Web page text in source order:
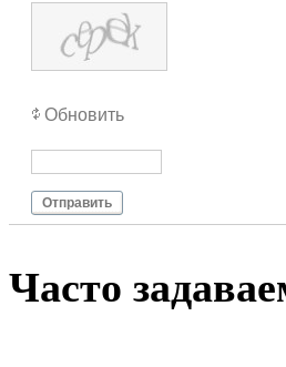
Обновить
Отправить
Чacтo